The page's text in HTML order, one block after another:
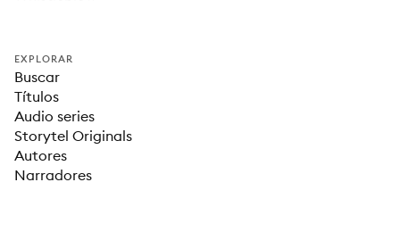
EXPLORAR
Buscar
Títulos
Audio series
Storytel Originals
Autores
Narradores